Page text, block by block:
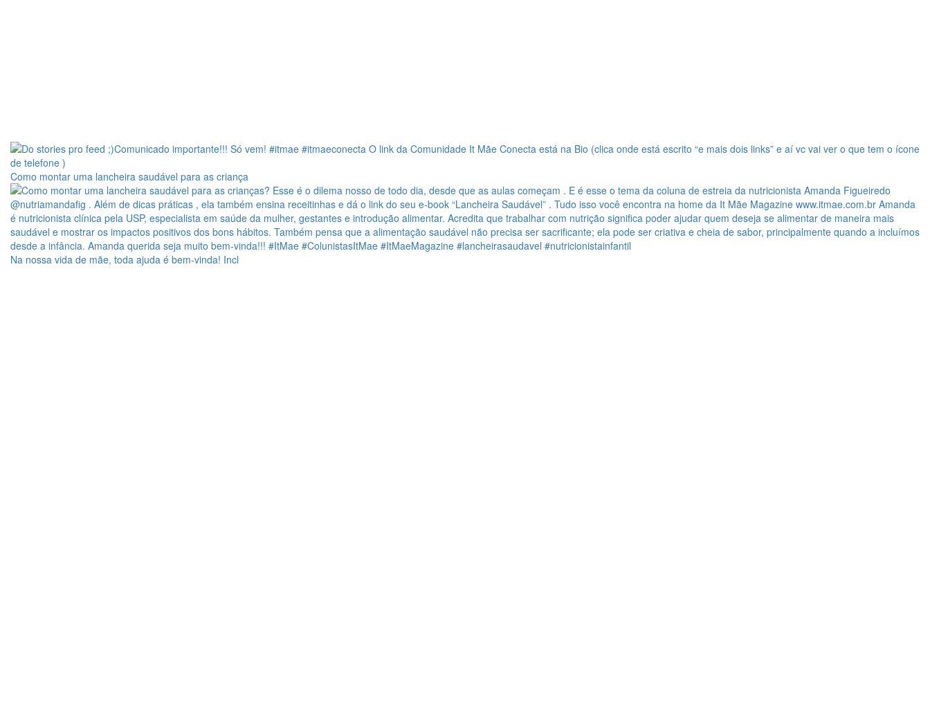
Como montar uma lancheira saudável para as criança
Na nossa vida de mãe, toda ajuda é bem-vinda! Incl